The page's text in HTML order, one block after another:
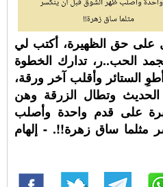
على حق الظهيرة، أكتب لي
الحب..ر، تدارك الخطوة
الستائر وأقلب آخر ورقة،
وتطال الزرقة وهن
على قدم واحدة وأصلب
مثلما ساق زهرة!!. - إلهام